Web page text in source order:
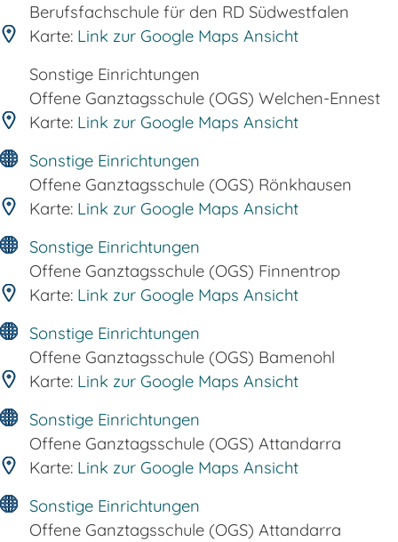
Berufsfachschule für den RD Südwestfalen
Karte: Link zur Google Maps Ansicht
Sonstige Einrichtungen
Offene Ganztagsschule (OGS) Welchen-Ennest
Karte: Link zur Google Maps Ansicht
Sonstige Einrichtungen
Offene Ganztagsschule (OGS) Rönkhausen
Karte: Link zur Google Maps Ansicht
Sonstige Einrichtungen
Offene Ganztagsschule (OGS) Finnentrop
Karte: Link zur Google Maps Ansicht
Sonstige Einrichtungen
Offene Ganztagsschule (OGS) Bamenohl
Karte: Link zur Google Maps Ansicht
Sonstige Einrichtungen
Offene Ganztagsschule (OGS) Attandarra
Karte: Link zur Google Maps Ansicht
Sonstige Einrichtungen
Offene Ganztagsschule (OGS) Attandarra